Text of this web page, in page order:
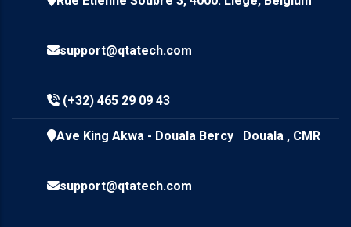
support@qtatech.com
(+32) 465 29 09 43
Ave King Akwa - Douala Bercy Douala , CMR
support@qtatech.com